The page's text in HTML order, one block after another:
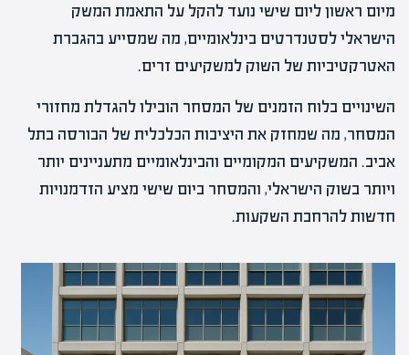
מיום ראשון ליום שישי נועד להקל על התאמת המשק
הישראלי לסטנדרטים בינלאומיים, מה שמסייע בהגברת
האטרקטיביות של השוק למשקיעים זרים.
השינויים בלוח הזמנים של המסחר הובילו להגדלת מחזורי
המסחר, מה שמחזק את היציבות הכלכלית של הבורסה בתל
אביב. המשקיעים המקומיים והבינלאומיים מתעניינים יותר
ויותר בשוק הישראלי, והמסחר ביום שישי מציע הזדמנויות
חדשות להרחבת השקעות.